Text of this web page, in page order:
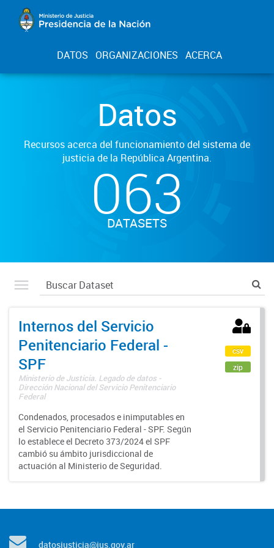
DATOS ORGANIZACIONES ACERCA
Datos
Recursos acerca del funcionamiento del sistema de
justicia de la República Argentina.
063
DATASETS
Internos del Servicio
Penitenciario Federal -
SPF
Ministerio de Justicia. Legado de datos -
Dirección Nacional del Servicio Penitenciario
Federal
Condenados, procesados e inimputables en
el Servicio Penitenciario Federal - SPF. Según
lo establece el Decreto 373/2024 el SPF
cambió su ámbito jurisdiccional de
actuación al Ministerio de Seguridad.
csv
zip
datosjusticia@jus.gov.ar